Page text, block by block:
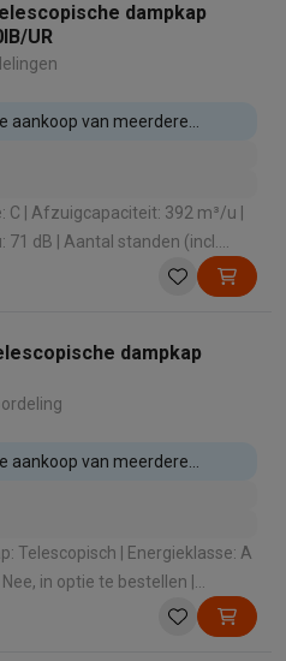
dampkap
UR
aankoop van meerdere
m³/u |
71 dB | Aantal standen (incl.
dampkap
aankoop van meerdere
| Energieklasse: A
Nee, in optie te bestellen |
397 m³/u | Geluidsniveau: 53